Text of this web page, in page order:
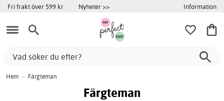
Fri frakt över 599 kr Nyheter >> Information
Hem > Färgteman
Färgteman